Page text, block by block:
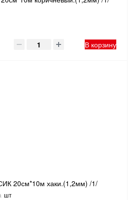
В корзину
20см*10м хаки.(1,2мм) /1/
шт